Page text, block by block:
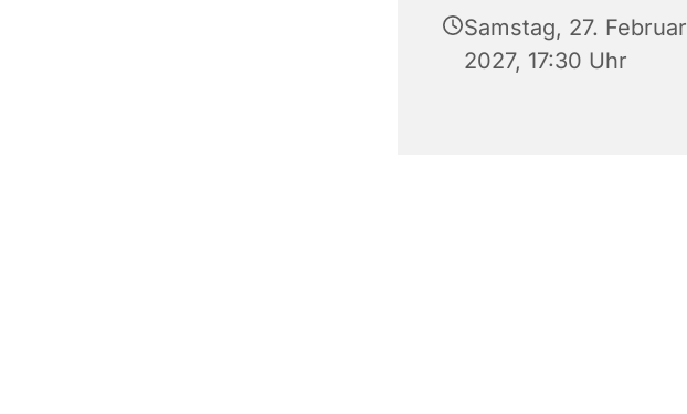
Samstag, 27. Februar
2027, 17:30 Uhr